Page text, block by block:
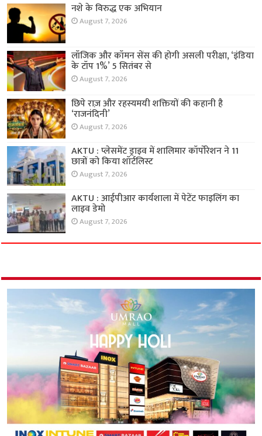
नशे के विरुद्ध एक अभियान
August 7, 2026
लॉजिक और कॉमन सेंस की होगी असली परीक्षा, ‘इंडिया
के टॉप 1%’ 5 सितंबर से
August 7, 2026
छिपे राज़ और रहस्यमयी शक्तियों की कहानी है
‘राजनंदिनी’
August 7, 2026
AKTU : प्लेसमेंट ड्राइव में शालिमार कॉर्पोरेशन ने 11
छात्रों को किया शॉर्टलिस्ट
August 7, 2026
AKTU : आईपीआर कार्यशाला में पेटेंट फाइलिंग का
लाइव डेमो
August 7, 2026